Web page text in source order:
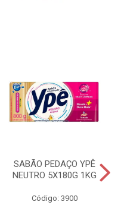
SABÃO PEDAÇO YPÊ
NEUTRO 5X180G 1KG
Código: 3900